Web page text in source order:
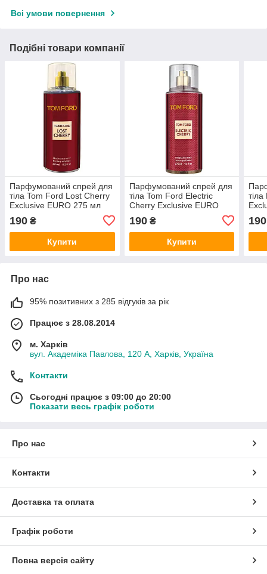
Всі умови повернення
Подібні товари компанії
Парфумований спрей для
тіла Tom Ford Lost Cherry
Exclusive EURO 275 мл
190 ₴
Купити
Парфумований спрей для
тіла Tom Ford Electric
Cherry Exclusive EURO
190₴
Купити
190
Про нас
95% позитивних з 285 відгуків за рік
Працює з 28.08.2014
м. Харків
вул. Академіка Павлова, 120 А, Харків, Україна
Контакти
Сьогодні працює з 09:00 до 20:00
Показати весь графік роботи
Про нас
Контакти
Доставка та оплата
Графік роботи
Повна версія сайту